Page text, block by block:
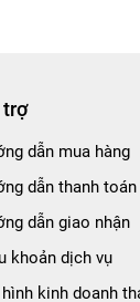
trợ
dẫn mua hàng
dẫn thanh toán
dẫn giao nhận
khoản dịch vụ
kinh doanh